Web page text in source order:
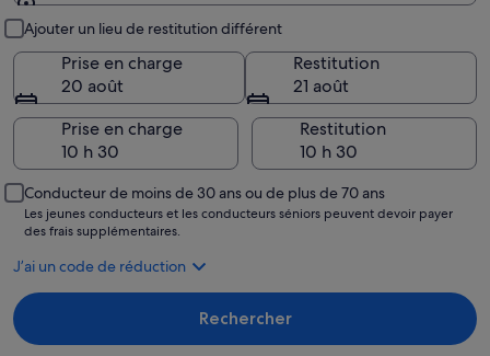
Ajouter un lieu de restitution différent
Prise en charge
20 août
Restitution
21 août
Prise en charge
Restitution
Conducteur de moins de 30 ans ou de plus de 70 ans
Les jeunes conducteurs et les conducteurs séniors peuvent devoir payer
des frais supplémentaires.
J’ai un code de réduction
Rechercher